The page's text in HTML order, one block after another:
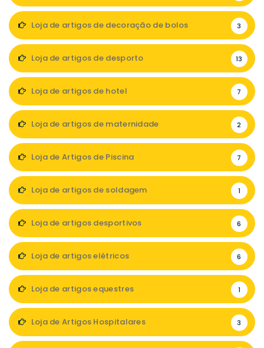
Loja de artigos de decoração de bolos 3
Loja de artigos de desporto 13
Loja de artigos de hotel 7
Loja de artigos de maternidade 2
Loja de Artigos de Piscina 7
Loja de artigos de soldagem 1
Loja de artigos desportivos 6
Loja de artigos elétricos 6
Loja de artigos equestres 1
Loja de Artigos Hospitalares 3